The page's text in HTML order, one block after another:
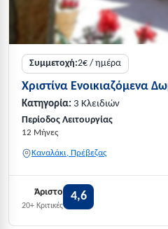
Συμμετοχή:2€ / ημέρα
Χριστίνα Ενοικιαζόμενα
Κατηγορία: 3 Κλειδιών
Περίοδος Λειτουργίας
12 Μήνες
Καναλάκι, Πρέβεζας
Άριστο
20+ Κριτικές
4,6